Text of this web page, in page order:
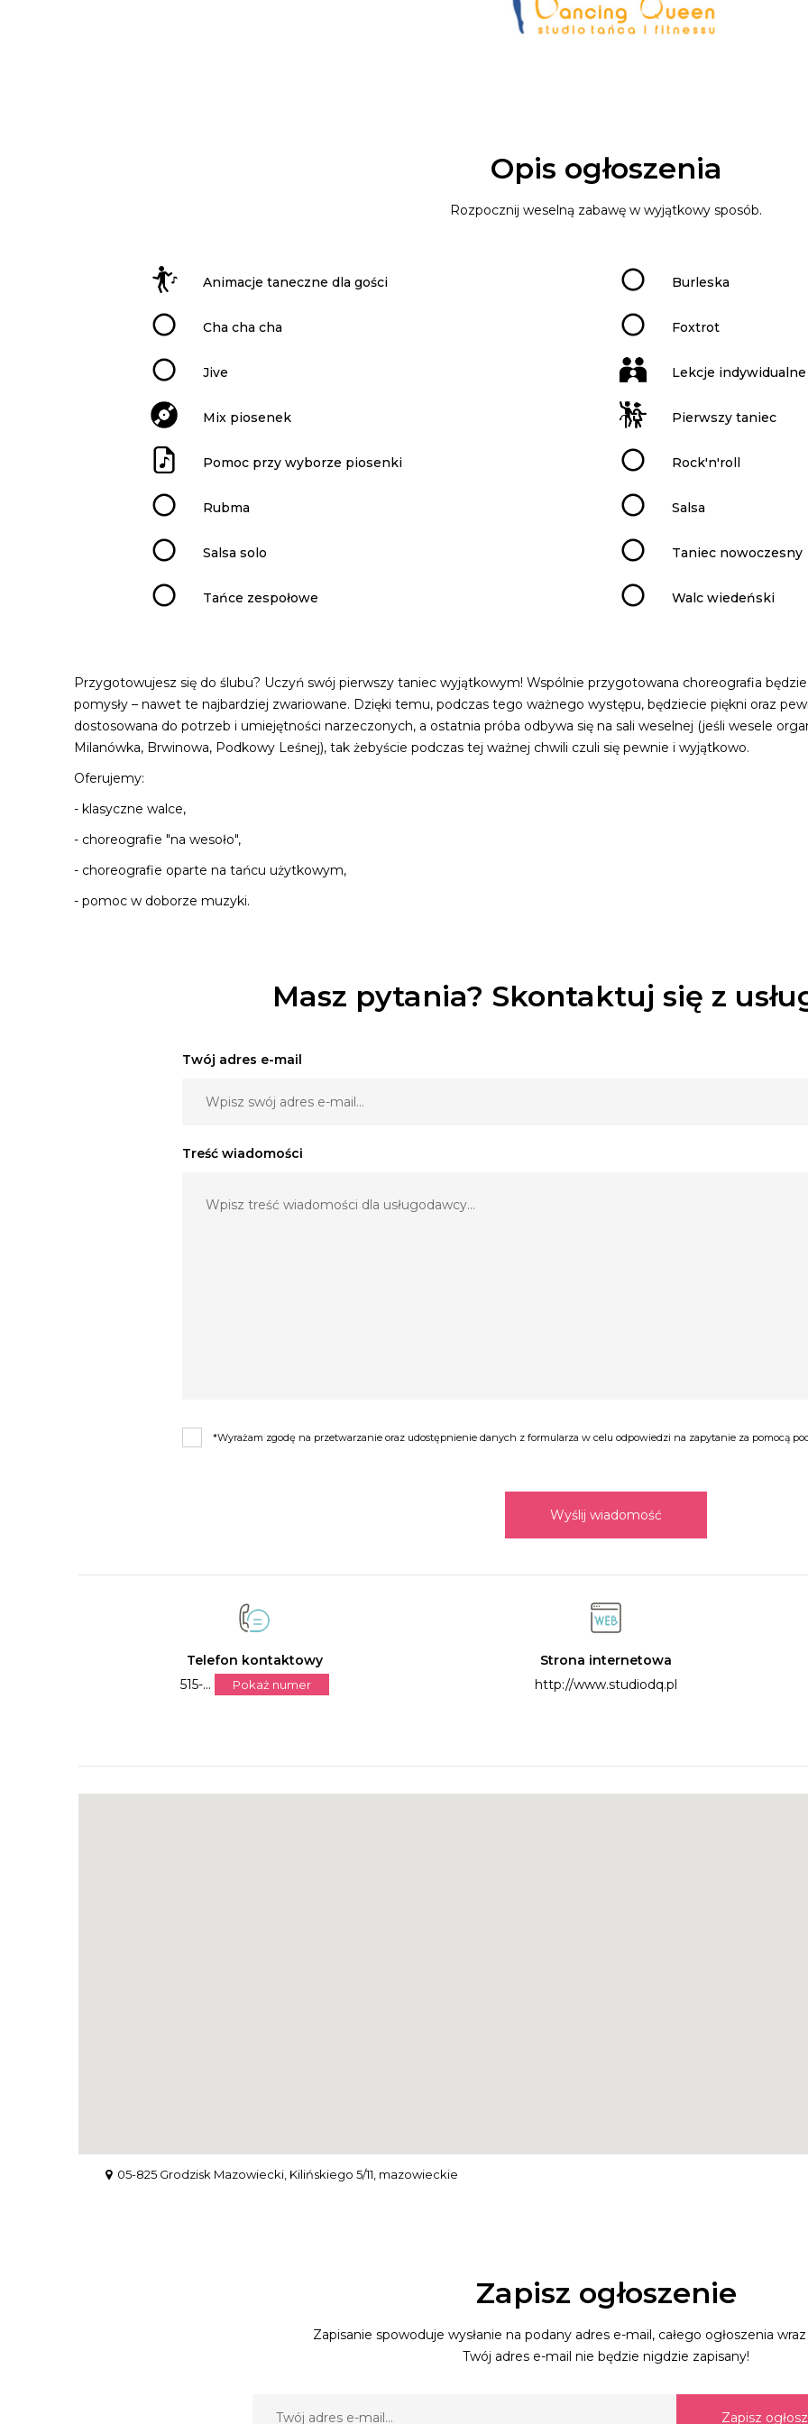
Opis ogłoszenia
Rozpocznij weselną zabawę w wyjątkowy sposób.
Animacje taneczne dla gości Burleska
Cha cha cha Foxtrot
Jive Lekcje indywidualne
Mix piosenek Pierwszy taniec
Pomoc przy wyborze piosenki Rock'n'roll
Rubma Salsa
Salsa solo Taniec nowoczesny
Tańce zespołowe Walc wiedeński
Przygotowujesz się do ślubu? Uczyń swój pierwszy taniec wyjątkowym! Wspólnie przygotowana choreografia
pomysły – nawet te najbardziej zwariowane. Dzięki temu, podczas tego ważnego występu, będziecie piękni oraz
dostosowana do potrzeb i umiejętności narzeczonych, a ostatnia próba odbywa się na sali weselnej (jeśli wesele
Milanówka, Brwinowa, Podkowy Leśnej), tak żebyście podczas tej ważnej chwili czuli się pewnie i wyjątkowo.
Oferujemy:
- klasyczne walce,
- choreografie "na wesoło",
- choreografie oparte na tańcu użytkowym,
- pomoc w doborze muzyki.
Masz pytania? Skontaktuj się z
Twój adres e-mail
Treść wiadomości
*Wyrażam zgodę na przetwarzanie oraz udostępnienie danych z formularza w celu odpowiedzi na zapytanie za pomocą
Wyślij wiadomość
Telefon kontaktowy
515-...
Pokaż numer
Strona internetowa
http://www.studiodq.pl
05-825 Grodzisk Mazowiecki, Kilińskiego 5/11, mazowieckie
Zapisz ogłoszenie
Zapisanie spowoduje wysłanie na podany adres e-mail, całego ogłoszenia
Twój adres e-mail nie będzie nigdzie zapisany!
Zapisz